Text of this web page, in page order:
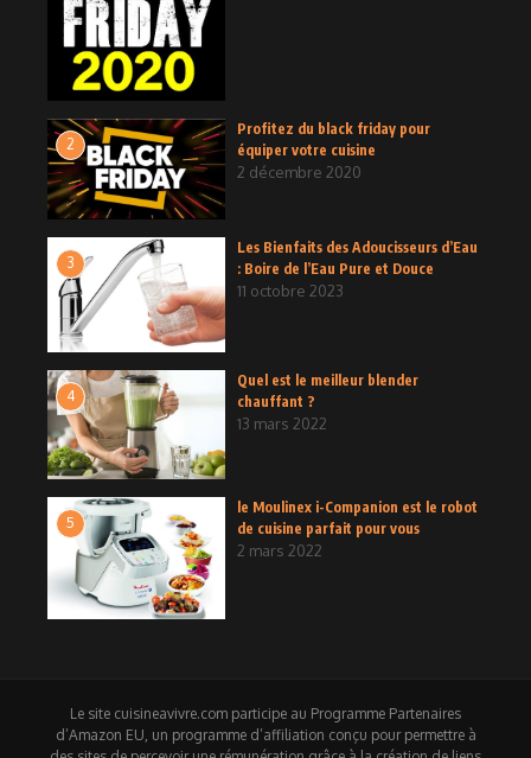
2
Profitez du black friday pour
équiper votre cuisine
2 décembre 2020
3
Les Bienfaits des Adoucisseurs d’Eau
: Boire de l’Eau Pure et Douce
11 octobre 2023
4
Quel est le meilleur blender
chauffant ?
13 mars 2022
5
le Moulinex i-Companion est le robot
de cuisine parfait pour vous
2 mars 2022
Le site cuisineavivre.com participe au Programme Partenaires
d’Amazon EU, un programme d’affiliation conçu pour permettre à